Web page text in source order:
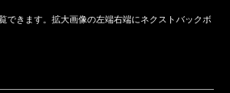
できます。拡大画像の左端右端にネクストバックボ